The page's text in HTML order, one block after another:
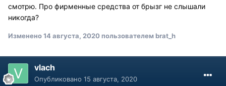
смотрю. Про фирменные средства от брызг не слышали
никогда?
Изменено14 августа, 2020пользователем brat_h
vlach
Опубликовано 15 августа, 2020